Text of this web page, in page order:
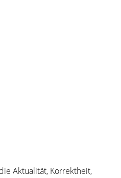
Aktualität, Korrektheit,